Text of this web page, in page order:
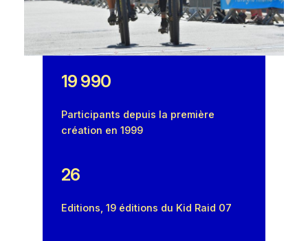
19 990
Participants depuis la première
création en 1999
26
Editions, 19 éditions du Kid Raid 07